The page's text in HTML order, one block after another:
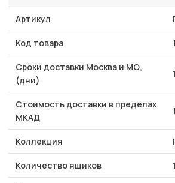
Артикул
Код товара
Сроки доставки Москва и МО,
(дни)
Стоимость доставки в пределах
МКАД
Коллекция
Количество ящиков 1